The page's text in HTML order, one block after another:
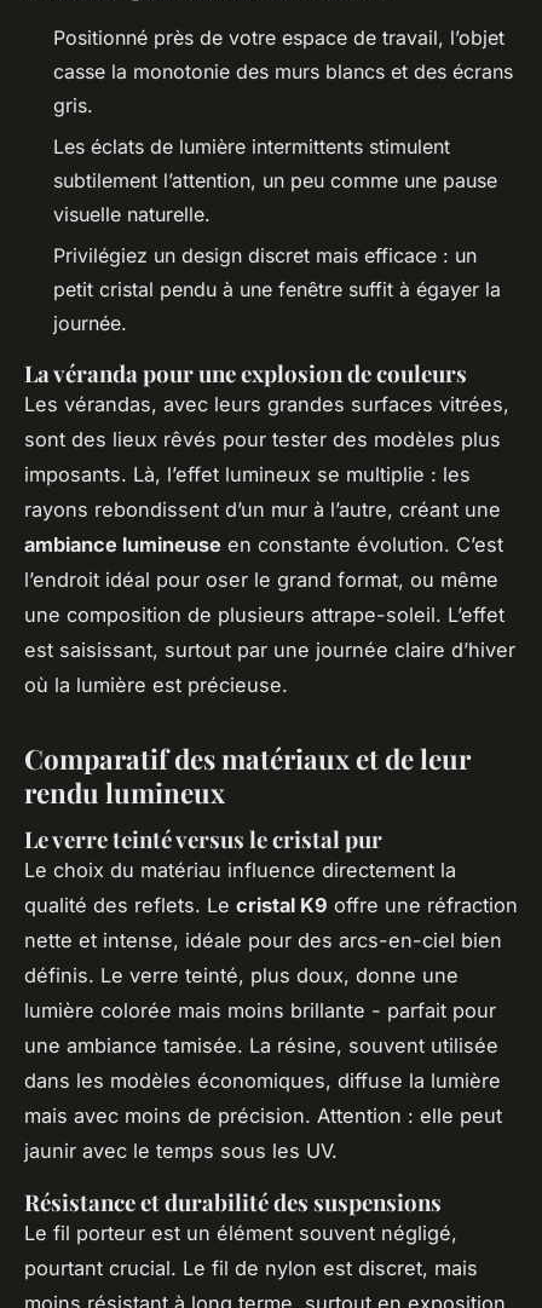
Positionné près de votre espace de travail, l’objet
casse la monotonie des murs blancs et des écrans
gris.
Les éclats de lumière intermittents stimulent
subtilement l’attention, un peu comme une pause
visuelle naturelle.
Privilégiez un design discret mais efficace : un
petit cristal pendu à une fenêtre suffit à égayer la
journée.
La véranda pour une explosion de couleurs
Les vérandas, avec leurs grandes surfaces vitrées,
sont des lieux rêvés pour tester des modèles plus
imposants. Là, l’effet lumineux se multiplie : les
rayons rebondissent d’un mur à l’autre, créant une
ambiance lumineuse en constante évolution. C’est
l’endroit idéal pour oser le grand format, ou même
une composition de plusieurs attrape-soleil. L’effet
est saisissant, surtout par une journée claire d’hiver
où la lumière est précieuse.
Comparatif des matériaux et de leur
rendu lumineux
Le verre teinté versus le cristal pur
Le choix du matériau influence directement la
qualité des reflets. Le cristal K9 offre une réfraction
nette et intense, idéale pour des arcs-en-ciel bien
définis. Le verre teinté, plus doux, donne une
lumière colorée mais moins brillante - parfait pour
une ambiance tamisée. La résine, souvent utilisée
dans les modèles économiques, diffuse la lumière
mais avec moins de précision. Attention : elle peut
jaunir avec le temps sous les UV.
Résistance et durabilité des suspensions
Le fil porteur est un élément souvent négligé,
pourtant crucial. Le fil de nylon est discret, mais